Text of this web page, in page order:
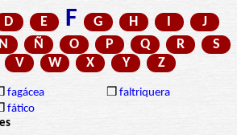
D E F G H I
J
N Ñ O P Q R
S
V W X Y Z
fagácea ❒ faltriquera
fático